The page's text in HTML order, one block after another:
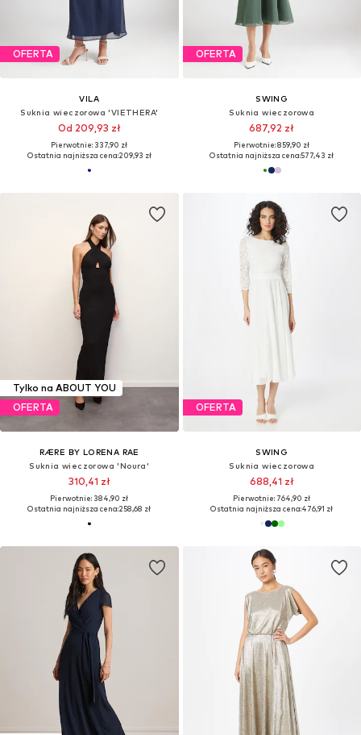
OFERTA
VILA
Suknia wieczorowa 'VIETHERA'
Od 209,93 zł
Pierwotnie: 337,90 zł
Ostatnia najniższa cena:209,93 zł
OFERTA
SWING
Suknia wieczorowa
687,92 zł
Pierwotnie: 859,90 zł
Ostatnia najniższa cena:577,43 zł
Tylko na ABOUT YOU
OFERTA
RÆRE BY LORENA RAE
Suknia wieczorowa 'Noura'
310,41 zł
Pierwotnie: 384,90 zł
Ostatnia najniższa cena:258,68 zł
OFERTA
SWING
Suknia wieczorowa
688,41 zł
Pierwotnie: 764,90 zł
Ostatnia najniższa cena:476,91 zł